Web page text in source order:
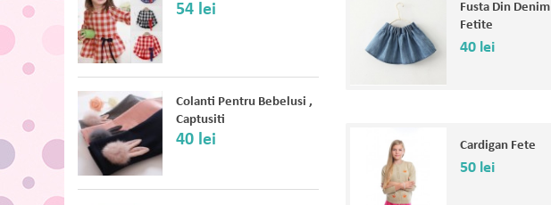
54 lei
Colanti Pentru Bebelusi ,
Captusiti
40 lei
Fusta Din Denim
Fetite
40 lei
Cardigan Fete
50 lei